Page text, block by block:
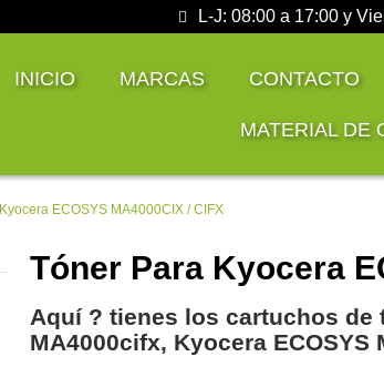
L-J: 08:00 a 17:00 y
INICIO MARCAS CONTACTO
MATERIAL DE
Kyocera ECOSYS MA4000CIX / CIFX
Tóner Para Kyocera
Aquí ? tienes los cartuchos de
MA4000cifx, Kyocera ECOSYS